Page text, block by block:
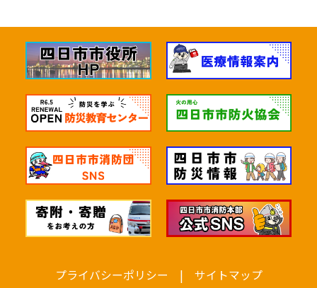
プライバシーポリシー | サイトマップ
四日市市消防本部
あなたが聞きたいことを選んで